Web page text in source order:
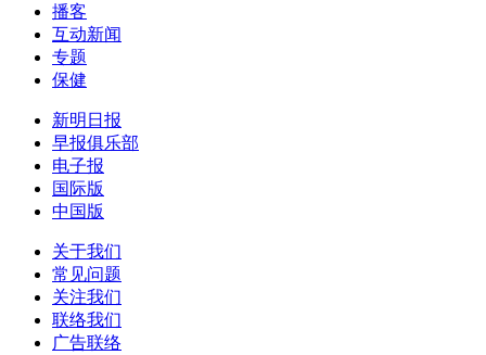
播客
互动新闻
专题
保健
新明日报
早报俱乐部
电子报
国际版
中国版
关于我们
常见问题
关注我们
联络我们
广告联络